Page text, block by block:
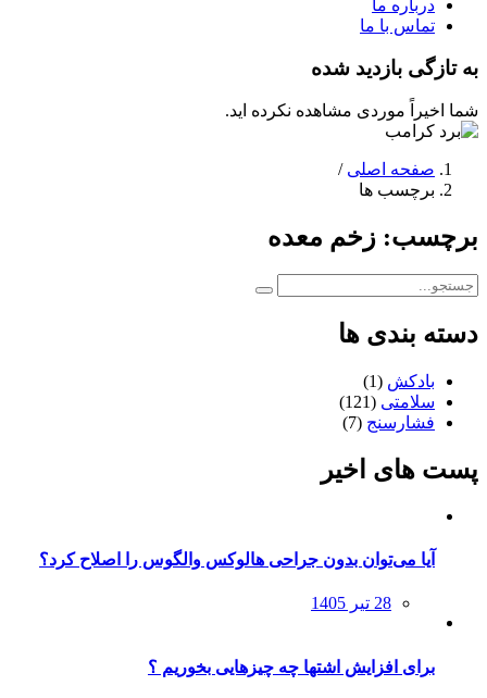
درباره ما
تماس با ما
به تازگی بازدید شده
شما اخیراً موردی مشاهده نکرده اید.
صفحه اصلی /
برچسب ها
برچسب: زخم معده
دسته بندی ها
بادکش (1)
سلامتی (121)
فشارسنج (7)
پست های اخیر
آیا می‌توان بدون جراحی هالوکس والگوس را اصلاح کرد؟
ارسال
28 تیر 1405
برای افزایش اشتها چه چیزهایی بخوریم ؟